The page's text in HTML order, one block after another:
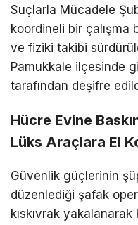
Suçlarla Mücadele
koordineli bir çalışma
ve fiziki takibi
Pamukkale ilçesinde
tarafından deşifre
Hücre Evine
Lüks Araçlara El
Güvenlik güçlerinin
düzenlediği şafak
kıskıvrak